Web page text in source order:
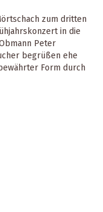
zum dritten
in die
Peter
begrüßen ehe
Form durch
wurden